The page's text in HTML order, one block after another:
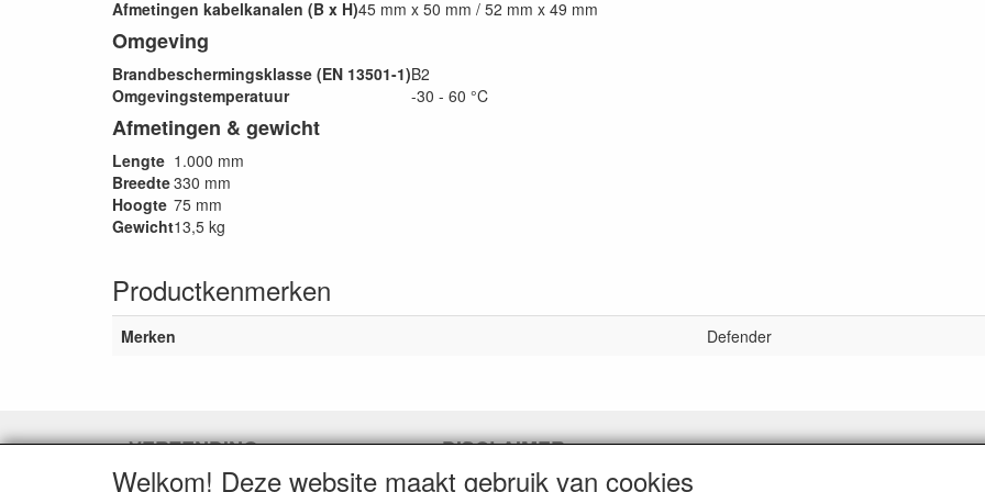
Afmetingen kabelkanalen (B x H)45 mm x 50 mm / 52 mm x 49 mm
Omgeving
Brandbeschermingsklasse (EN 13501-1)B2
Omgevingstemperatuur
-30 - 60 °C
Afmetingen & gewicht
Lengte 1.000 mm
Breedte330 mm
Hoogte 75 mm
Gewicht13,5 kg
Productkenmerken
Merken Defender
VERZENDING
Herroepingslink aanvragen
DISCLAIMER
Herroepingslink aanvragen
Welkom! Deze website maakt gebruik van cookies